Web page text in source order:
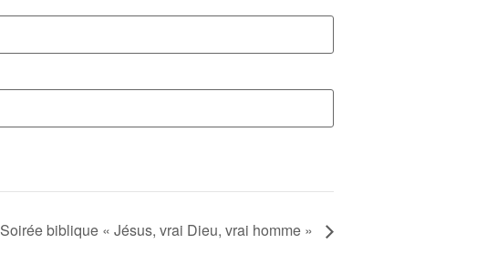
Soirée biblique « Jésus, vrai Dieu, vrai homme »